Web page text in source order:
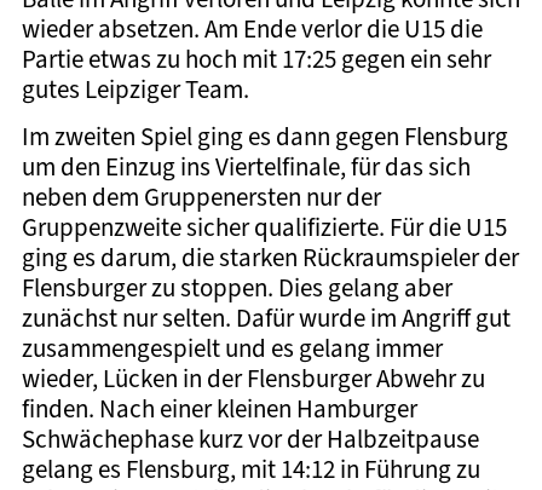
wieder absetzen. Am Ende verlor die U15 die
Partie etwas zu hoch mit 17:25 gegen ein sehr
gutes Leipziger Team.
Im zweiten Spiel ging es dann gegen Flensburg
um den Einzug ins Viertelfinale, für das sich
neben dem Gruppenersten nur der
Gruppenzweite sicher qualifizierte. Für die U15
ging es darum, die starken Rückraumspieler der
Flensburger zu stoppen. Dies gelang aber
zunächst nur selten. Dafür wurde im Angriff gut
zusammengespielt und es gelang immer
wieder, Lücken in der Flensburger Abwehr zu
finden. Nach einer kleinen Hamburger
Schwächephase kurz vor der Halbzeitpause
gelang es Flensburg, mit 14:12 in Führung zu